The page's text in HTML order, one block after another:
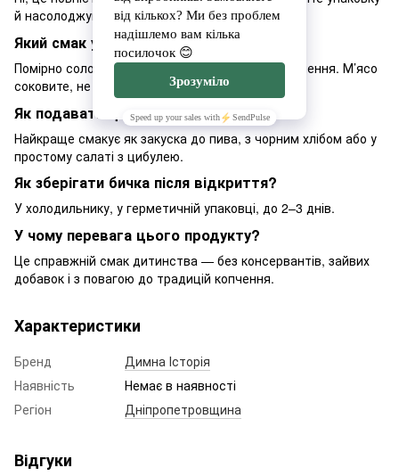
й насолоджуйтеся.
Який смак у бичка холодного копчення?
Помірно солоний, з натуральним ароматом копчення. М’ясо
соковите, не пересушене.
Як подавати цю рибку?
Найкраще смакує як закуска до пива, з чорним хлібом або у
простому салаті з цибулею.
Як зберігати бичка після відкриття?
У холодильнику, у герметичній упаковці, до 2–3 днів.
У чому перевага цього продукту?
Це справжній смак дитинства — без консервантів, зайвих
добавок і з повагою до традицій копчення.
Характеристики
Бренд
Димна Історія
Наявність
Немає в наявності
Регіон
Дніпропетровщина
Відгуки